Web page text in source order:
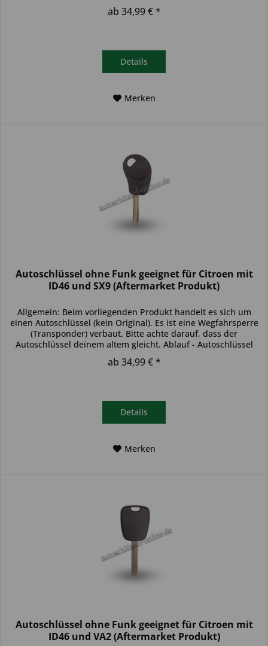
ab 34,99 € *
Details
Merken
Autoschlüssel ohne Funk geeignet für Citroen mit
ID46 und SX9 (Aftermarket Produkt)
Allgemein: Beim vorliegenden Produkt handelt es sich um
einen Autoschlüssel (kein Original). Es ist eine Wegfahrsperre
(Transponder) verbaut. Bitte achte darauf, dass der
Autoschlüssel deinem altem gleicht. Ablauf - Autoschlüssel
ab 34,99 € *
Details
Merken
Autoschlüssel ohne Funk geeignet für Citroen mit
ID46 und VA2 (Aftermarket Produkt)